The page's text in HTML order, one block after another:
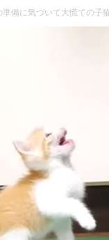
準備に気づいて大慌ての